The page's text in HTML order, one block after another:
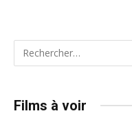
Films à voir